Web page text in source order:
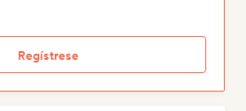
Regístrese